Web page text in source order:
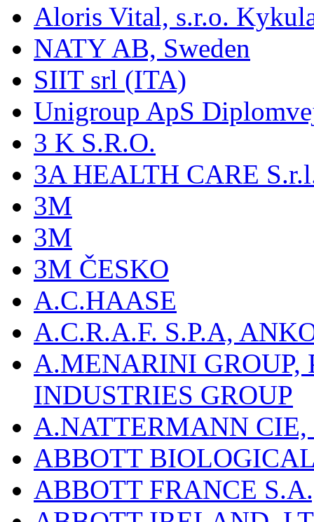
Aloris Vital, s.r.o.
NATY AB, Sweden
SIIT srl (ITA)
Unigroup ApS
3 K S.R.O.
3A HEALTH CARE
3M
3M
3M ČESKO
A.C.HAASE
A.C.R.A.F. S.P.A,
A.MENARINI
INDUSTRIES GROUP
A.NATTERMANN
ABBOTT
ABBOTT FRANCE